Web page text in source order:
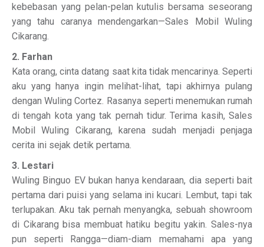
kebebasan yang pelan-pelan kutulis bersama seseorang
yang tahu caranya mendengarkan—Sales Mobil Wuling
Cikarang.
2. Farhan
Kata orang, cinta datang saat kita tidak mencarinya. Seperti
aku yang hanya ingin melihat-lihat, tapi akhirnya pulang
dengan Wuling Cortez. Rasanya seperti menemukan rumah
di tengah kota yang tak pernah tidur. Terima kasih, Sales
Mobil Wuling Cikarang, karena sudah menjadi penjaga
cerita ini sejak detik pertama.
3. Lestari
Wuling Binguo EV bukan hanya kendaraan, dia seperti bait
pertama dari puisi yang selama ini kucari. Lembut, tapi tak
terlupakan. Aku tak pernah menyangka, sebuah showroom
di Cikarang bisa membuat hatiku begitu yakin. Sales-nya
pun seperti Rangga—diam-diam memahami apa yang